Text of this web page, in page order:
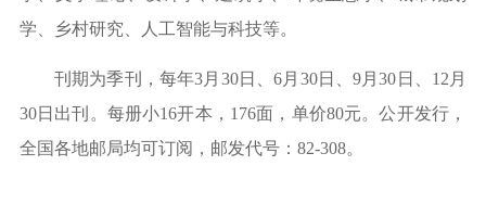
学、乡村研究、人工智能与科技等。
刊期为季刊，每年3月30日、6月30日、9月30日、12月
30日出刊。每册小16开本，176面，单价80元。公开发行，
全国各地邮局均可订阅，邮发代号：82-308。